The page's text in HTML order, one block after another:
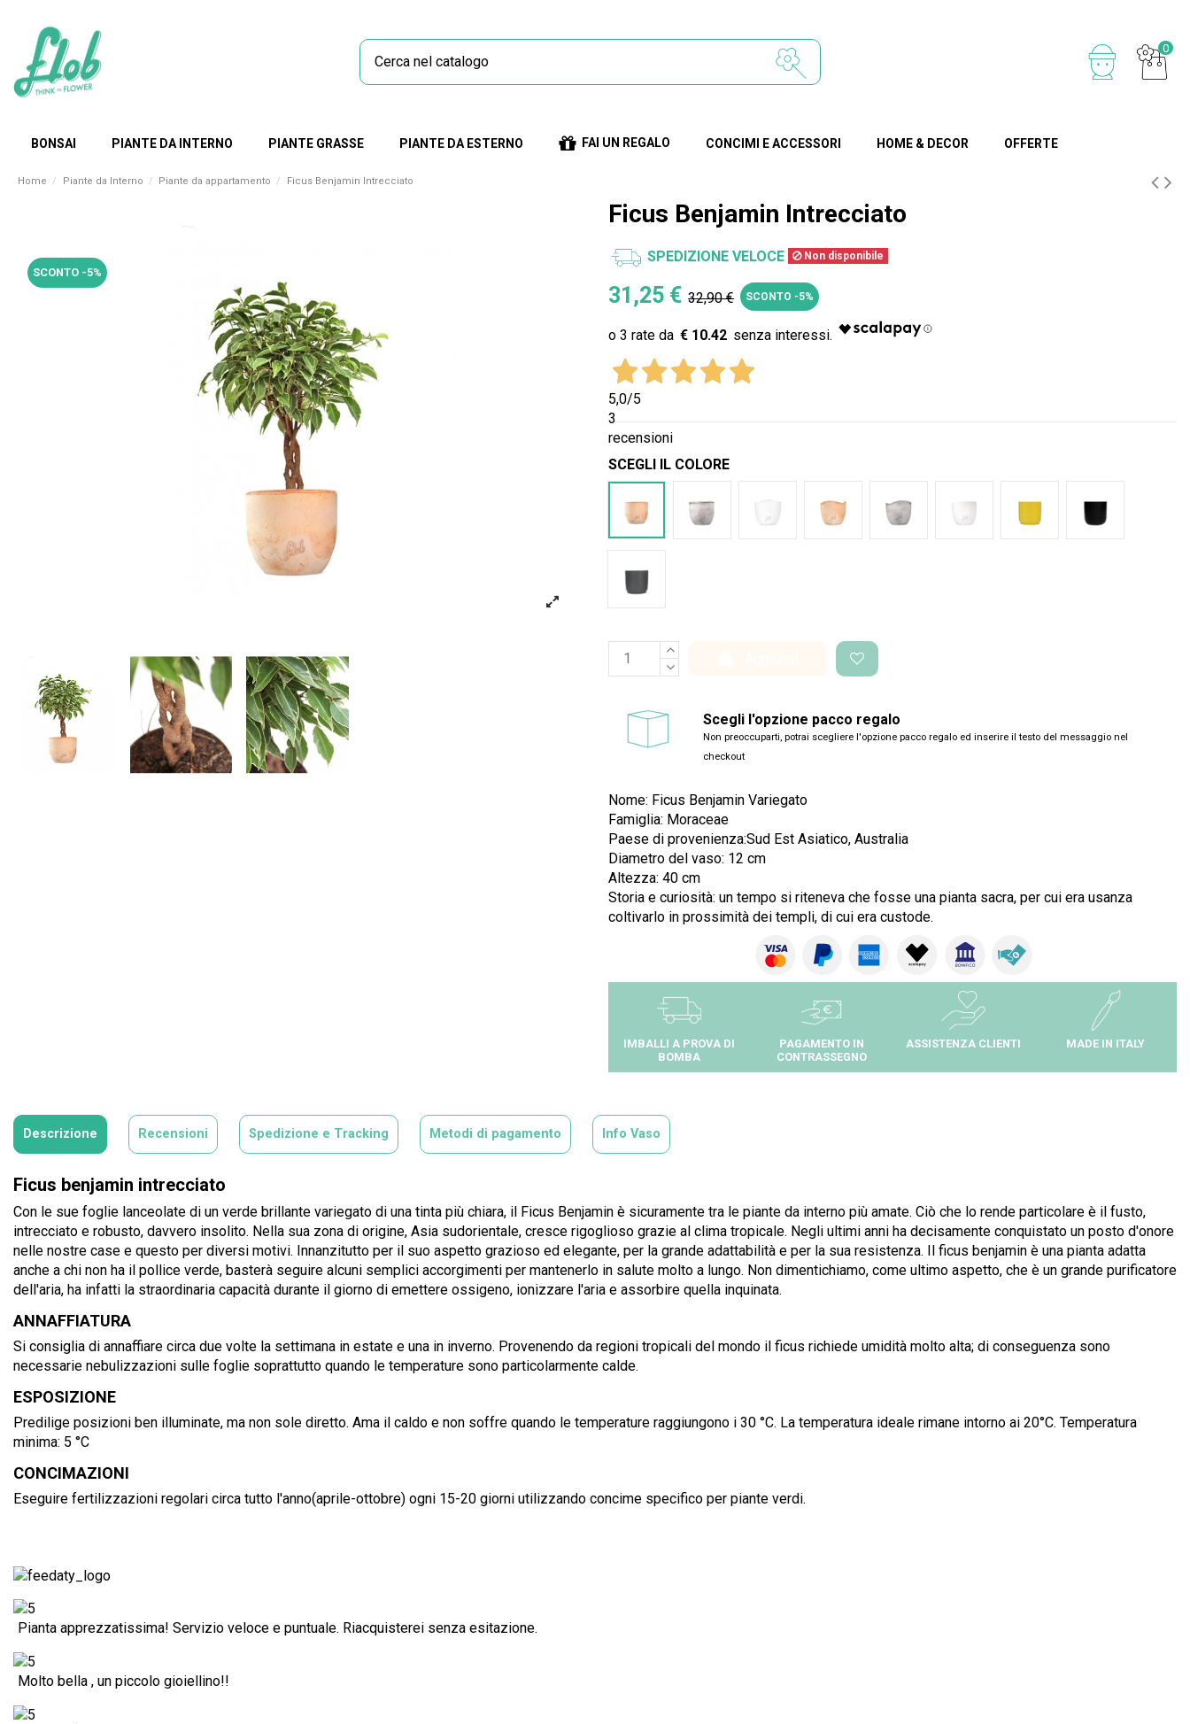
0
BONSAI PIANTE DA INTERNO PIANTE GRASSE PIANTE DA ESTERNO FAI UN REGALO CONCIMI E ACCESSORI HOME & DECOR OFFERTE
Home Piante da Interno Piante da appartamento Ficus Benjamin Intrecciato
SCONTO -5%
Ficus Benjamin Intrecciato
SPEDIZIONE VELOCE Non disponibile
31,25 € 32,90 € SCONTO -5%
€ 10.42
5,0/5
3
recensioni
SCEGLI IL COLORE
Scegli l'opzione pacco regalo
Non preoccuparti, potrai scegliere l'opzione pacco regalo ed inserire il testo del messaggio nel
checkout
Nome: Ficus Benjamin Variegato
Famiglia: Moraceae
Paese di provenienza:Sud Est Asiatico, Australia
Diametro del vaso: 12 cm
Altezza: 40 cm
Storia e curiosità: un tempo si riteneva che fosse una pianta sacra, per cui era usanza
coltivarlo in prossimità dei templi, di cui era custode.
IMBALLI A PROVA DI
BOMBA
PAGAMENTO IN
CONTRASSEGNO
ASSISTENZA CLIENTI MADE IN ITALY
Descrizione Recensioni Spedizione e Tracking Metodi di pagamento Info Vaso
Ficus benjamin intrecciato
Con le sue foglie lanceolate di un verde brillante variegato di una tinta più chiara, il Ficus Benjamin è sicuramente tra le piante da interno più amate. Ciò che lo rende particolare è il fusto,
intrecciato e robusto, davvero insolito. Nella sua zona di origine, Asia sudorientale, cresce rigoglioso grazie al clima tropicale. Negli ultimi anni ha decisamente conquistato un posto d'onore
nelle nostre case e questo per diversi motivi. Innanzitutto per il suo aspetto grazioso ed elegante, per la grande adattabilità e per la sua resistenza. Il ficus benjamin è una pianta adatta
anche a chi non ha il pollice verde, basterà seguire alcuni semplici accorgimenti per mantenerlo in salute molto a lungo. Non dimentichiamo, come ultimo aspetto, che è un grande purificatore
dell'aria, ha infatti la straordinaria capacità durante il giorno di emettere ossigeno, ionizzare l'aria e assorbire quella inquinata.
ANNAFFIATURA
Si consiglia di annaffiare circa due volte la settimana in estate e una in inverno. Provenendo da regioni tropicali del mondo il ficus richiede umidità molto alta; di conseguenza sono
necessarie nebulizzazioni sulle foglie soprattutto quando le temperature sono particolarmente calde.
ESPOSIZIONE
Predilige posizioni ben illuminate, ma non sole diretto. Ama il caldo e non soffre quando le temperature raggiungono i 30 °C. La temperatura ideale rimane intorno ai 20°C. Temperatura
minima: 5 °C
CONCIMAZIONI
Eseguire fertilizzazioni regolari circa tutto l'anno(aprile-ottobre) ogni 15-20 giorni utilizzando concime specifico per piante verdi.
Pianta apprezzatissima! Servizio veloce e puntuale. Riacquisterei senza esitazione.
Molto bella , un piccolo gioiellino!!